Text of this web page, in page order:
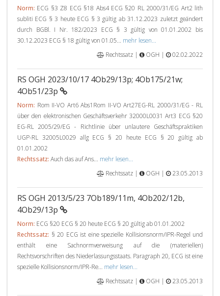
Norm: ECG §3 Z8 ECG §18 Abs4 ECG §20 RL 2000/31/EG Art2 lith
subliti ECG § 3 heute ECG § 3 gültig ab 31.12.2023 zuletzt geändert
durch BGBl. I Nr. 182/2023 ECG § 3 gültig von 01.01.2002 bis
30.12.2023 ECG § 18 gültig von 01.05... mehr lesen...
Rechtssatz |
OGH | 02.02.2022
RS OGH 2023/10/17 4Ob29/13p; 4Ob175/21w;
4Ob51/23p
Norm: Rom II-VO Art6 Abs1Rom II-VO Art27EG-RL 2000/31/EG - RL
über den elektronischen Geschäftsverkehr 32000L0031 Art3 ECG §20
EG-RL 2005/29/EG - Richtlinie über unlautere Geschäftspraktiken
UGP-RL 32005L0029 allg ECG § 20 heute ECG § 20 gültig ab
01.01.2002
Rechtssatz: Auch das auf Ans... mehr lesen...
Rechtssatz |
OGH | 23.05.2013
RS OGH 2013/5/23 7Ob189/11m, 4Ob202/12b,
4Ob29/13p
Norm: ECG §20 ECG § 20 heute ECG § 20 gültig ab 01.01.2002
Rechtssatz: § 20 ECG ist eine spezielle Kollisionsnorm/IPR-Regel und
enthält eine Sachnormverweisung auf die (materiellen)
Rechtsvorschriften des Niederlassungsstaats. Paragraph 20, ECG ist eine
spezielle Kollisionsnorm/IPR-Re... mehr lesen...
Rechtssatz |
OGH | 23.05.2013